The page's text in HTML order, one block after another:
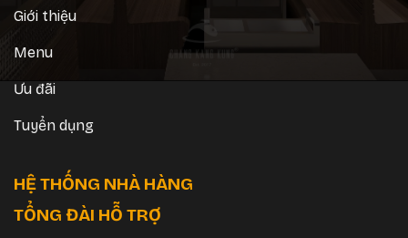
Giới thiệu
Menu
Ưu đãi
Tuyển dụng
HỆ THỐNG NHÀ HÀNG
TỔNG ĐÀI HỖ TRỢ